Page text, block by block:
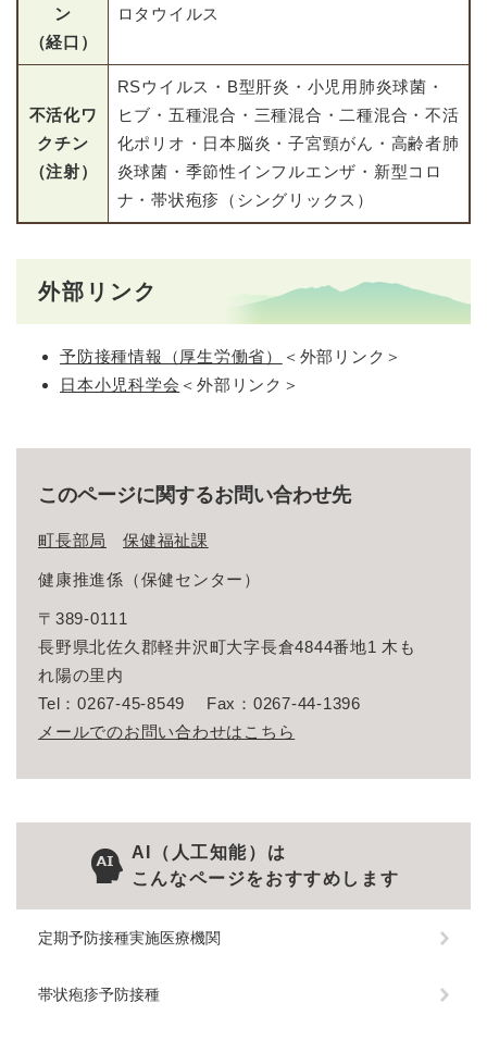
ン
（経口）
ロタウイルス
不活化ワ
クチン
（注射）
RSウイルス・B型肝炎・小児用肺炎球菌・
ヒブ・五種混合・三種混合・二種混合・不活
化ポリオ・日本脳炎・子宮頸がん・高齢者肺
炎球菌・季節性インフルエンザ・新型コロ
ナ・帯状疱疹（シングリックス）
外部リンク
予防接種情報（厚生労働省）
＜外部リンク＞
日本小児科学会 ＜外部リンク＞
このページに関するお問い合わせ先
町長部局 保健福祉課
健康推進係（保健センター）
〒389-0111
長野県北佐久郡軽井沢町大字長倉4844番地1 木も
れ陽の里内
Tel：0267-45-8549
Fax：0267-44-1396
メールでのお問い合わせはこちら
AI（人工知能）は
こんなページをおすすめします
定期予防接種実施医療機関
帯状疱疹予防接種